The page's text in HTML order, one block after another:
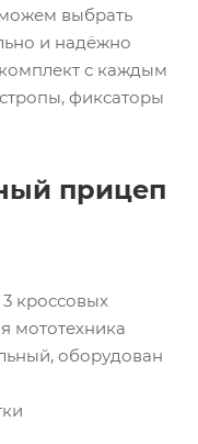
выбрать
и надёжно
с каждым
фиксаторы
прицеп
кроссовых
мототехника
оборудован